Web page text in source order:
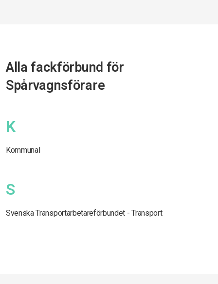
Alla fackförbund för
Spårvagnsförare
K
Kommunal
S
Svenska Transportarbetareförbundet - Transport